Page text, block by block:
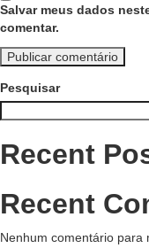
Salvar meus dados
comentar.
Pesquisar
Recent
Recent
Nenhum comentário para